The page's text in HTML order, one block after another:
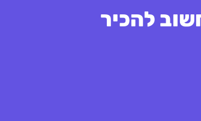
הכלים שחשוב להכיר